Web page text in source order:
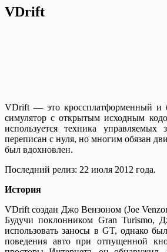
VDrift
VDrift — это кроссплатформенный и
симулятор с открытым исходным
используется техника
переписан с нуля, но многим обязан
был вдохновлен.
Последний релиз: 22 июля 2012 года.
История
VDrift создан Джо Вензоном (Joe
Будучи поклонником Gran Turismo,
использовать заносы в GT, однако
поведения авто при отпущенной